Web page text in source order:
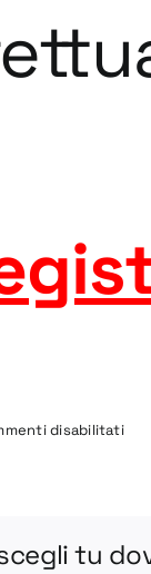
disabilitatisu
tu